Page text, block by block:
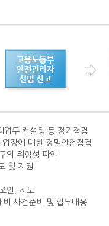
업무 컨설팅 등 정기점검
장에 대한 정밀안전점검
의 위험성 파악
및 지원
언, 지도
사전준비 및 업무대응